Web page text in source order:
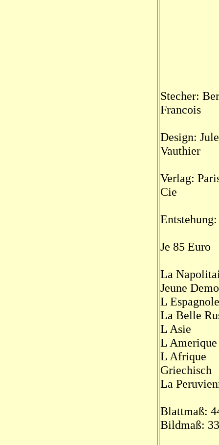
Stecher:
Francois
Design:
Vauthier
Verlag:
Cie
Je 85 Euro
La
Jeune
L Espagnole
La Belle
L Asie
L Amerique
L Afrique
Griechisch
La
Blattmaß:
Bildmaß: